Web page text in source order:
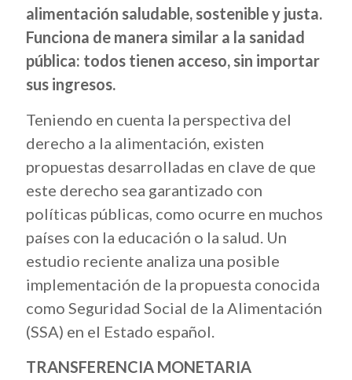
alimentación saludable, sostenible y justa.
Funciona de manera similar a la sanidad
pública: todos tienen acceso, sin importar
sus ingresos.
Teniendo en cuenta la perspectiva del
derecho a la alimentación, existen
propuestas desarrolladas en clave de que
este derecho sea garantizado con
políticas públicas, como ocurre en muchos
países con la educación o la salud. Un
estudio reciente analiza una posible
implementación de la propuesta conocida
como Seguridad Social de la Alimentación
(SSA) en el Estado español.
TRANSFERENCIA MONETARIA